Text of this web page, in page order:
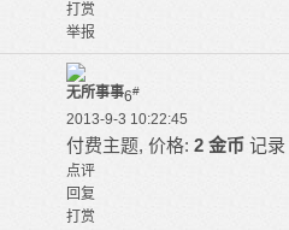
打赏
举报
无所事事6#
2013-9-3 10:22:45
付费主题, 价格: 2 金币 记录
点评
回复
打赏